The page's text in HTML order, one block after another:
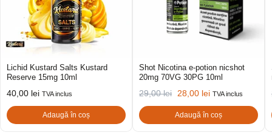
Lichid Kustard Salts Kustard
Reserve 15mg 10ml
40,00 lei TVA inclus
Adaugă în coș
Shot Nicotina e-potion nicshot
20mg 70VG 30PG 10ml
29,00lei 28,00 lei TVA inclus
Adaugă în coș